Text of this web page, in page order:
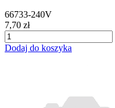
66733-240V
7,70 zł
Dodaj do koszyka